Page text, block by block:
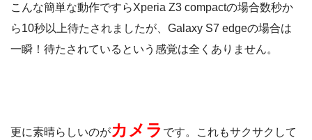
こんな簡単な動作ですらXperia Z3 compactの場合数秒か
ら10秒以上待たされましたが、Galaxy S7 edgeの場合は
一瞬！待たされているという感覚は全くありません。
更に素晴らしいのがカメラ です。これもサクサクして